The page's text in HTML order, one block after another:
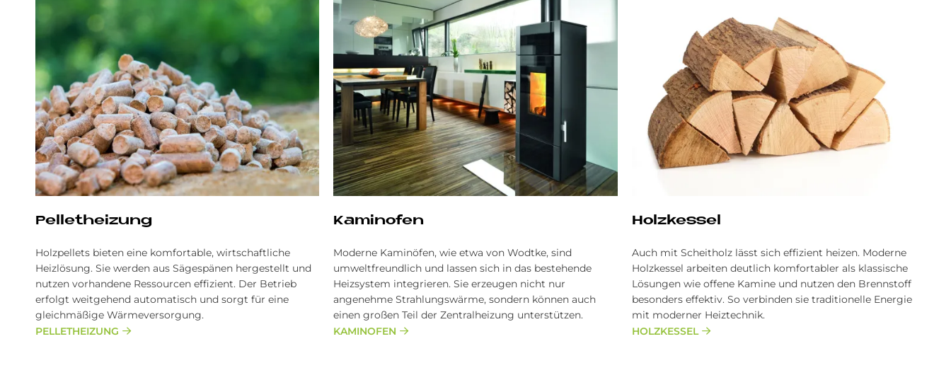
Pel­let­hei­zung
Holzpellets bieten eine komfortable, wirtschaftliche
Heizlösung. Sie werden aus Sägespänen hergestellt und
nutzen vorhandene Ressourcen effizient. Der Betrieb
erfolgt weitgehend automatisch und sorgt für eine
gleichmäßige Wärmeversorgung.
PELLETHEIZUNG
Ka­min­ofen
Moderne Kaminöfen, wie etwa von Wodtke, sind
umweltfreundlich und lassen sich in das bestehende
Heizsystem integrieren. Sie erzeugen nicht nur
angenehme Strahlungswärme, sondern können auch
einen großen Teil der Zentralheizung unterstützen.
KAMINOFEN
Holz­kes­sel
Auch mit Scheitholz lässt sich effizient heizen. Moderne
Holzkessel arbeiten deutlich komfortabler als klassische
Lösungen wie offene Kamine und nutzen den Brennstoff
besonders effektiv. So verbinden sie traditionelle Energie
mit moderner Heiztechnik.
HOLZKESSEL